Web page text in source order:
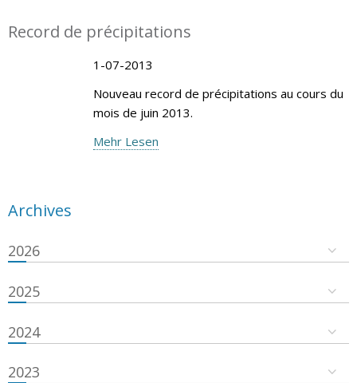
Record de précipitations
1-07-2013
Nouveau record de précipitations au cours du
mois de juin 2013.
Mehr Lesen
Archives
2026
2025
2024
2023